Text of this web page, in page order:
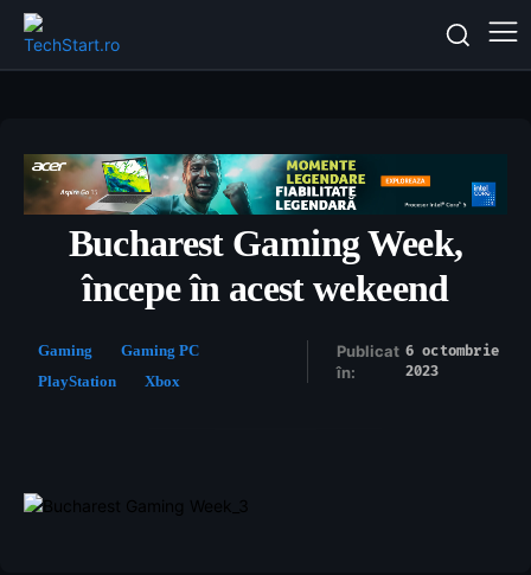
Bucharest Gaming Week,
începe în acest wekeend
Gaming
Gaming PC
PlayStation
Xbox
Publicat
în:
6 octombrie
2023